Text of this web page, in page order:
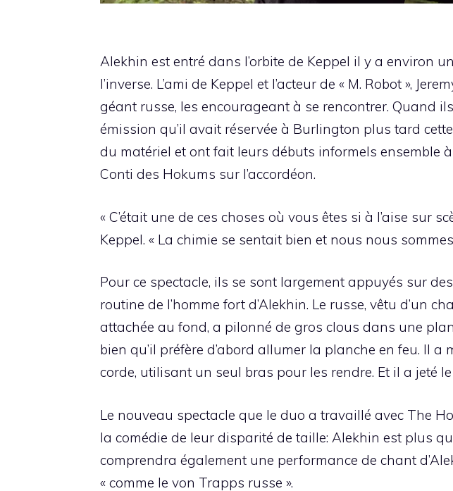
Alekhin est entré dans l’orbite de Keppel il y a environ
l’inverse. L’ami de Keppel et l’acteur de « M. Robot »,
géant russe, les encourageant à se rencontrer. Quand
émission qu’il avait réservée à Burlington plus tard
du matériel et ont fait leurs débuts informels ensemble
Conti des Hokums sur l’accordéon.
« C’était une de ces choses où vous êtes si à l’aise sur
Keppel. « La chimie se sentait bien et nous nous
Pour ce spectacle, ils se sont largement appuyés sur
routine de l’homme fort d’Alekhin. Le russe, vêtu d’un
attachée au fond, a pilonné de gros clous dans une
bien qu’il préfère d’abord allumer la planche en feu. Il
corde, utilisant un seul bras pour les rendre. Et il a jeté
Le nouveau spectacle que le duo a travaillé avec The
la comédie de leur disparité de taille: Alekhin est plus
comprendra également une performance de chant
« comme le von Trapps russe ».